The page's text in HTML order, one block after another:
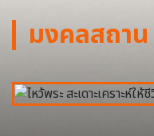
มงคลสถาน